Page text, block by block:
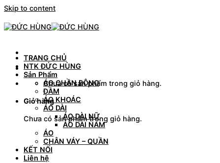
Skip to content
Chưa có sản phẩm trong giỏ hàng.
Giỏ hàng
Chưa có sản phẩm trong giỏ hàng.
TRANG CHỦ
NTK ĐỨC HÙNG
Sản Phẩm
ÁO CHẦN BÔNG
ĐẦM
ÁO KHOÁC
ÁO DÀI
ÁO DÀI NỮ
ÁO DÀI NAM
ÁO
CHÂN VÁY – QUẦN
KẾT NỐI
Liên hệ